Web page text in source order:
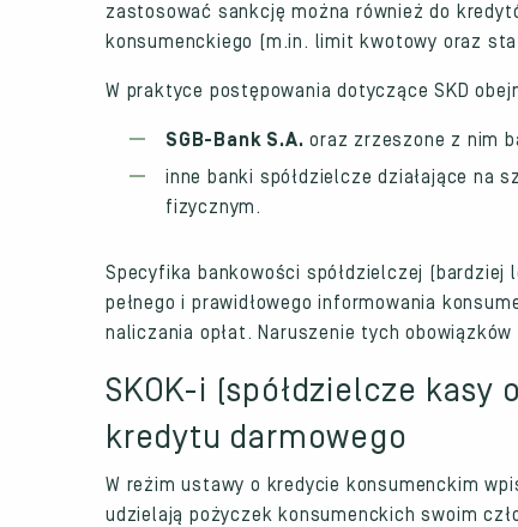
zastosować sankcję można również do
konsumenckiego (m.in. limit kwotowy oraz
W praktyce postępowania dotyczące SKD
SGB-Bank S.A. oraz zrzeszone z nim
inne banki spółdzielcze działające na
fizycznym.
Specyfika bankowości spółdzielczej
pełnego i prawidłowego informowania
naliczania opłat. Naruszenie tych
SKOK-i (spółdzielcze
kredytu darmowego
W reżim ustawy o kredycie konsumenckim
udzielają pożyczek konsumenckich swoim